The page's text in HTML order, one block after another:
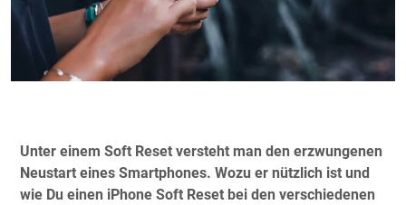
Unter einem Soft Reset versteht man den erzwungenen
Neustart eines Smartphones. Wozu er nützlich ist und
wie Du einen iPhone Soft Reset bei den verschiedenen